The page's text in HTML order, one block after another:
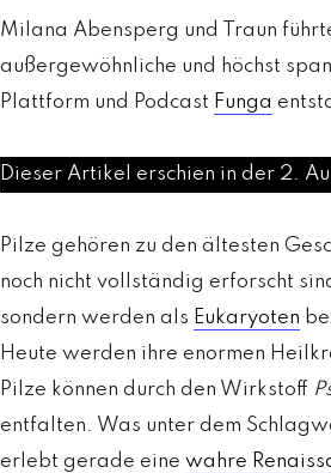
Milana Abensperg und Traun
außergewöhnliche und höchst
Plattform und Podcast Funga
Dieser Artikel erschien in der 2.
Pilze gehören zu den ältesten
noch nicht vollständig erforscht
sondern werden als Eukaryoten
Heute werden ihre enormen
Pilze können durch den Wirkstoff
entfalten. Was unter dem
erlebt gerade eine wahre